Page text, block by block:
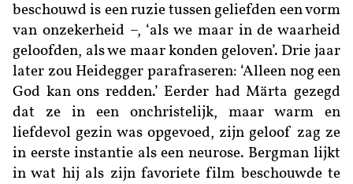
beschouwd is een ruzie tussen geliefden een vorm
van onzekerheid –, ‘als we maar in de waarheid
geloofden, als we maar konden geloven’. Drie jaar
later zou Heidegger parafraseren: ‘Alleen nog een
God kan ons redden.’ Eerder had Märta gezegd
dat ze in een onchristelijk, maar warm en
liefdevol gezin was opgevoed, zijn geloof zag ze
in eerste instantie als een neurose. Bergman lijkt
in wat hij als zijn favoriete film beschouwde te